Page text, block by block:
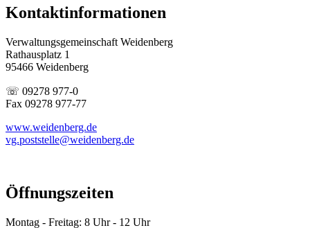
Kontaktinformationen
Verwaltungsgemeinschaft Weidenberg
Rathausplatz 1
95466 Weidenberg
☏ 09278 977-0
Fax 09278 977-77
www.weidenberg.de
vg.poststelle@weidenberg.de
Öffnungszeiten
Montag - Freitag: 8 Uhr - 12 Uhr